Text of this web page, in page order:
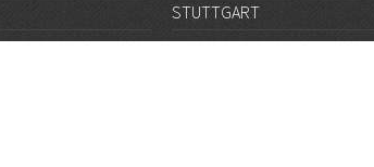
STUTTGART